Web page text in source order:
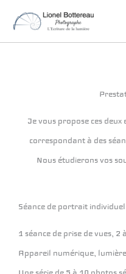
Je vous propose ces deux
correspondant à des
Nous étudierons vos
Séance de portrait individuel
1 séance de prise de vues, 2
Appareil numérique,